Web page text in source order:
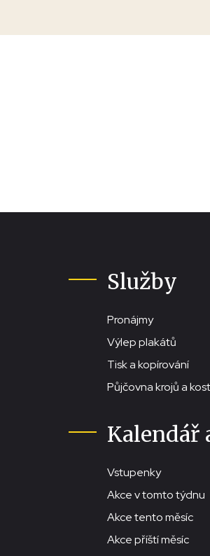
Služby
Pronájmy
Výlep plakátů
Tisk a kopírování
Půjčovna krojů a
Kalendář
Vstupenky
Akce v tomto týdnu
Akce tento měsíc
Akce příští měsíc